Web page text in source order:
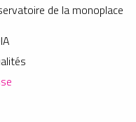
de la monoplace